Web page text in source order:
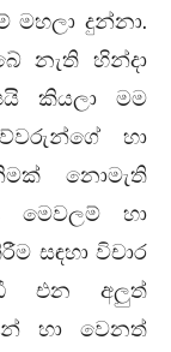
මහලා දුන්නා.
නැති හින්දා
කියලා මම
හා
නොමැති
මෙවලම් හා
සඳහා විචාර
එන අලුත්
හා වෙනත්